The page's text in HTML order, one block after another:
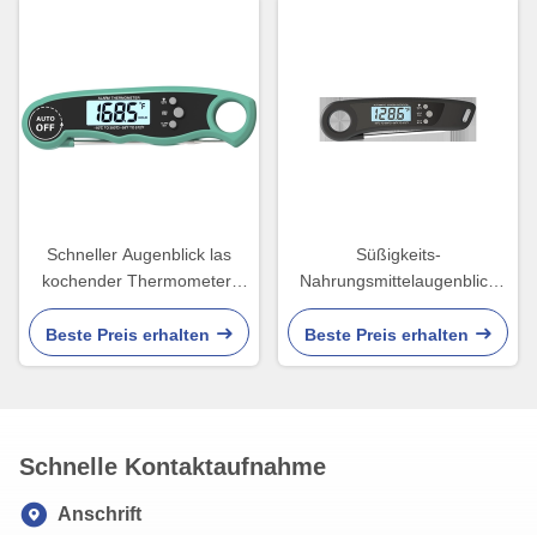
Schneller Augenblick las
kochender Thermometer-
Messgerät-Grill 2 in 1
Beste Preis erhalten
Süßigkeits-
Nahrungsmittelaugenblick
las kochenden Thermometer
für Sugar Frying Digital
Beste Preis erhalten
Schnelle Kontaktaufnahme
Anschrift